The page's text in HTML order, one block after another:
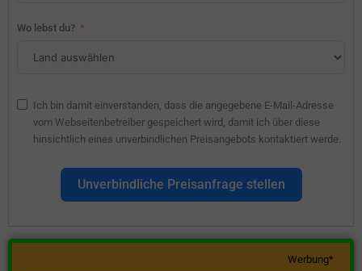
Wo lebst du?
Ich bin damit einverstanden, dass die angegebene E-Mail-Adresse
vom Webseitenbetreiber gespeichert wird, damit ich über diese
hinsichtlich eines unverbindlichen Preisangebots kontaktiert werde.
Unverbindliche Preisanfrage stellen
Werbung*